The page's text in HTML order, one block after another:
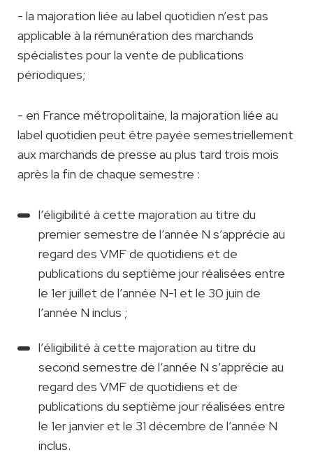
- la majoration liée au label quotidien n’est pas
applicable à la rémunération des marchands
spécialistes pour la vente de publications
périodiques;
- en France métropolitaine, la majoration liée au
label quotidien peut être payée semestriellement
aux marchands de presse au plus tard trois mois
après la fin de chaque semestre :
l’éligibilité à cette majoration au titre du
premier semestre de l’année N s’apprécie au
regard des VMF de quotidiens et de
publications du septième jour réalisées entre
le 1er juillet de l’année N-1 et le 30 juin de
l’année N inclus ;
l’éligibilité à cette majoration au titre du
second semestre de l’année N s’apprécie au
regard des VMF de quotidiens et de
publications du septième jour réalisées entre
le 1er janvier et le 31 décembre de l’année N
inclus.